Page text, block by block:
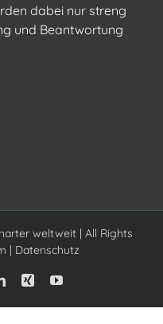
dabei nur streng
und Beantwortung
weltweit | All Rights
| Datenschutz
LinkedIn
Xing YouTube